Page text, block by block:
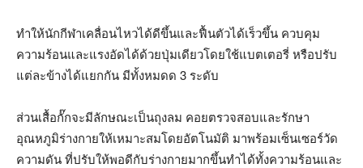
ทำให้นักกีฬาเคลื่อนไหวได้ดีขึ้นและฟื้นตัวได้เร็วขึ้น ควบคุม
ความร้อนและแรงอัดได้ด้วยปุ่มเดียวโดยใช้แบตเตอรี่ หรือปรับ
แต่ละข้างได้แยกกัน มีทั้งหมดด 3 ระดับ
ส่วนเสื้อกั๊กจะมีลักษณะเป็นถุงลม คอยตรวจสอบและรักษา
อุณหภูมิร่างกายให้เหมาะสมโดยอัตโนมัติ มาพร้อมเซ็นเซอร์วัด
ความดัน ที่ปรับให้พอดีกับร่างกายมากขึ้นทำได้ทั้งความร้อนและ